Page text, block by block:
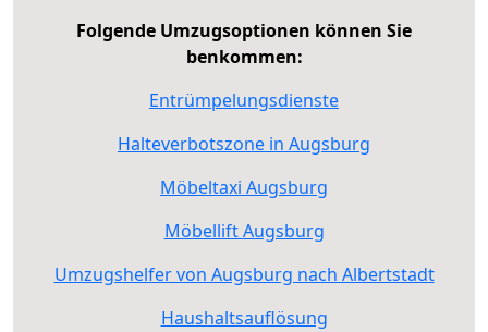
Folgende Umzugsoptionen können Sie
benkommen:
Entrümpelungsdienste
Halteverbotszone in Augsburg
Möbeltaxi Augsburg
Möbellift Augsburg
Umzugshelfer von Augsburg nach Albertstadt
Haushaltsauflösung